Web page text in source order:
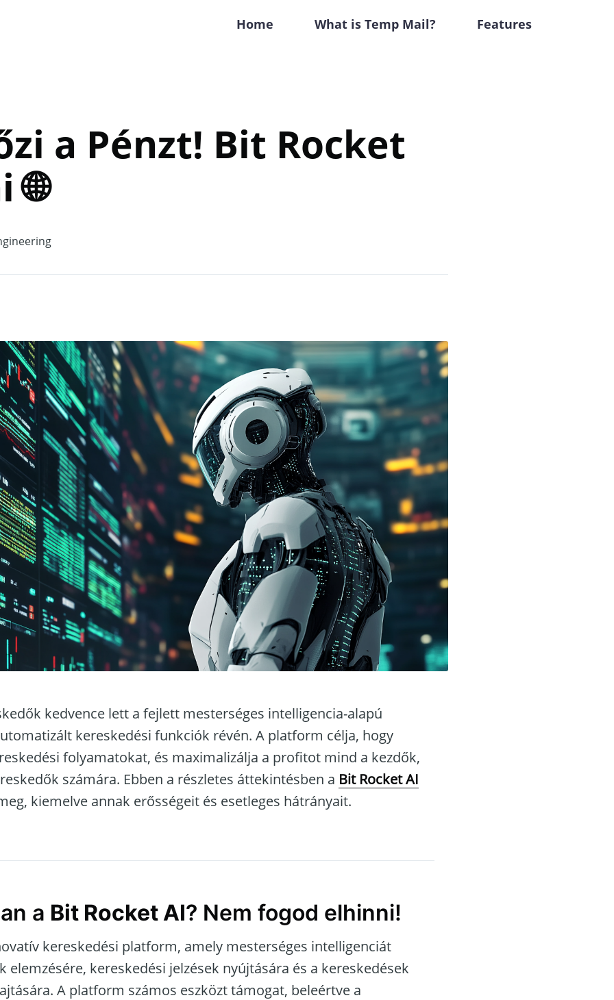
Home What is Temp Mail? Features
a Pénzt! Bit Rocket
kedvence lett a fejlett mesterséges intelligencia-alapú
kereskedési funkciók révén. A platform célja, hogy
folyamatokat, és maximalizálja a profitot mind a kezdők,
számára. Ebben a részletes áttekintésben a Bit Rocket AI
kiemelve annak erősségeit és esetleges hátrányait.
a Bit Rocket AI? Nem fogod elhinni!
kereskedési platform, amely mesterséges intelligenciát
elemzésére, kereskedési jelzések nyújtására és a kereskedések
A platform számos eszközt támogat, beleértve a